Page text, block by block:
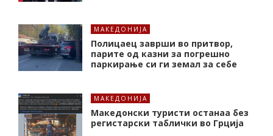
МАКЕДОНИЈА
Полицаец заврши во притвор,
парите од казни за погрешно
паркирање си ги земал за себе
МАКЕДОНИЈА
Македонски туристи останаа без
регистарски таблички во Грција